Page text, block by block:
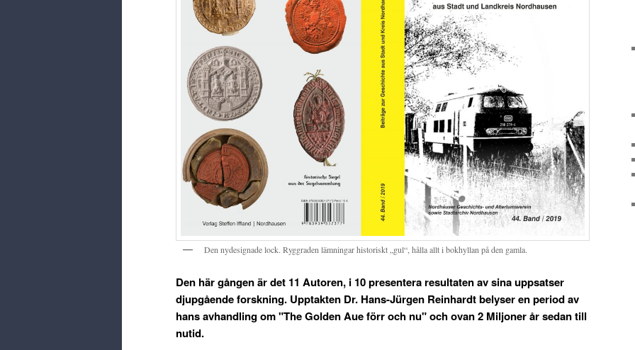
Den nydesignade lock. Ryggraden lämningar historiskt „gul“, hålla allt i bokhyllan på den gamla.
Den här gången är det 11 Autoren, i 10 presentera resultaten av sina uppsatser
djupgående forskning. Upptakten Dr. Hans-Jürgen Reinhardt belyser en period av
hans avhandling om "The Golden Aue förr och nu" och ovan 2 Miljoner år sedan till
nutid.